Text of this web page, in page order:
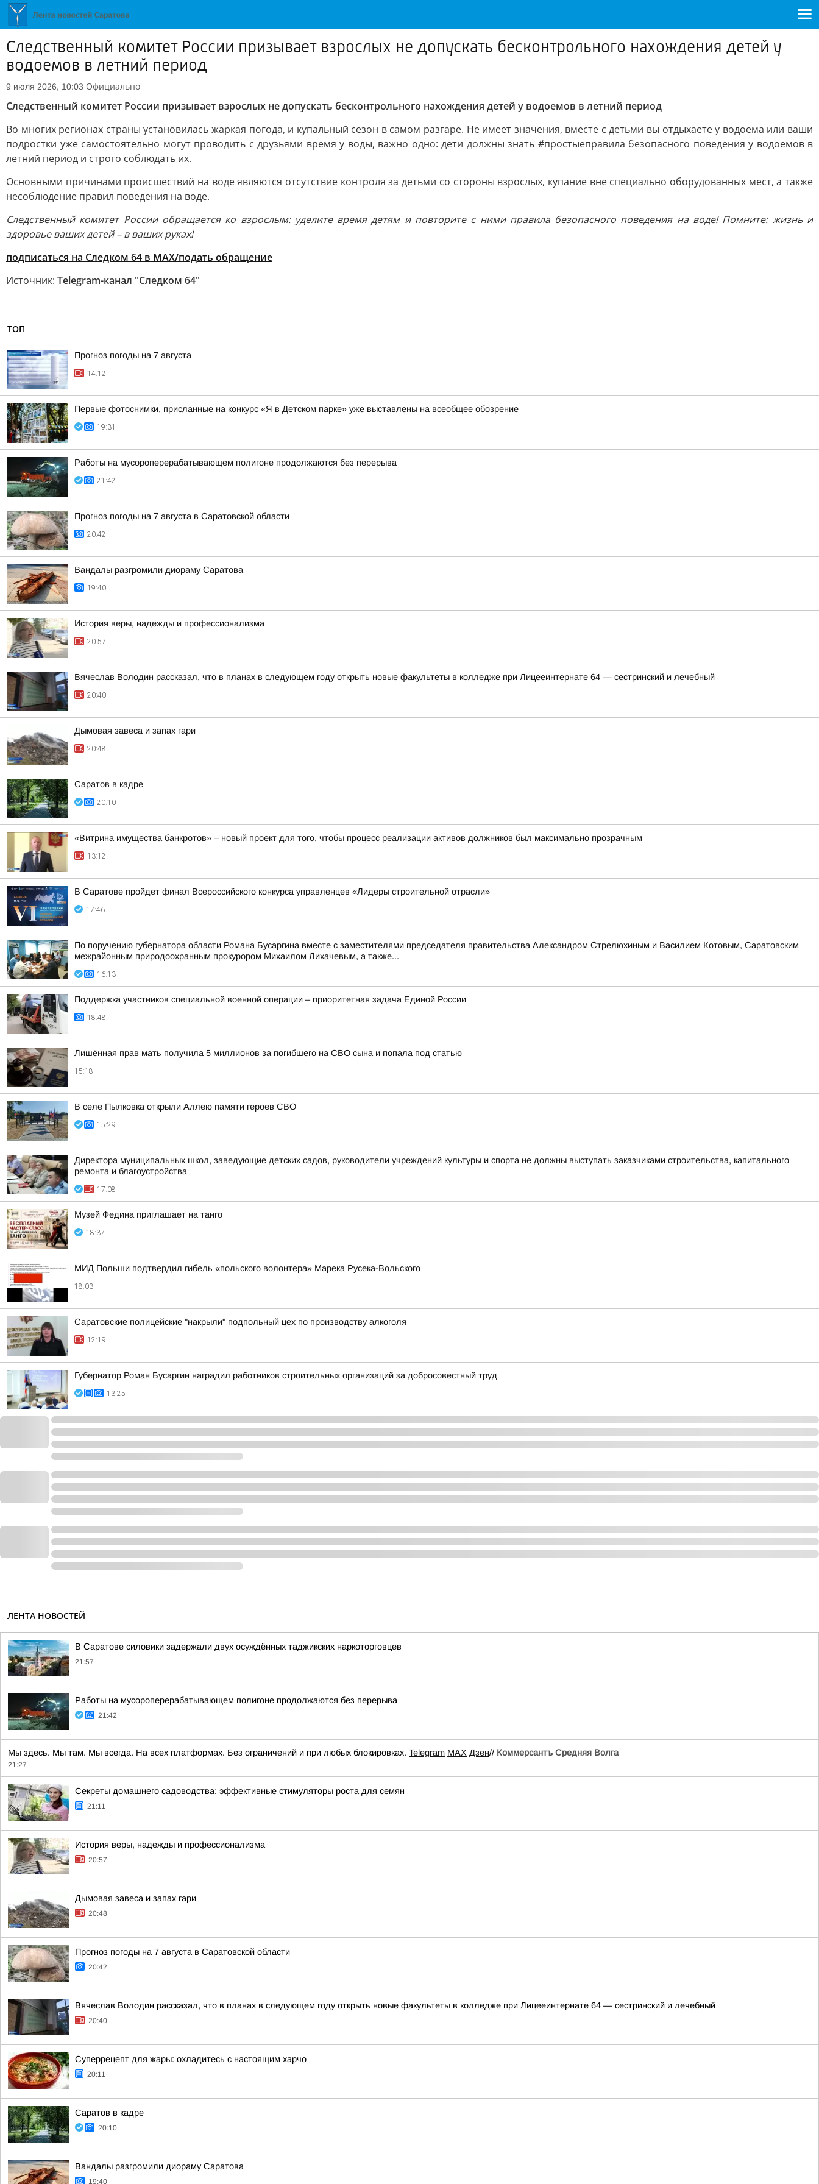
Следственный комитет России призывает взрослых не допускать бесконтрольного нахождения детей у
водоемов в летний период
9 июля 2026, 10:03 Официально
Следственный комитет России призывает взрослых не допускать бесконтрольного нахождения детей у водоемов в летний период
Во многих регионах страны установилась жаркая погода, и купальный сезон в самом разгаре. Не имеет значения, вместе с детьми вы отдыхаете у водоема или ваши
подростки уже самостоятельно могут проводить с друзьями время у воды, важно одно: дети должны знать #простыеправила безопасного поведения у водоемов в
летний период и строго соблюдать их.
Основными причинами происшествий на воде являются отсутствие контроля за детьми со стороны взрослых, купание вне специально оборудованных мест, а также
несоблюдение правил поведения на воде.
Следственный комитет России обращается ко взрослым: уделите время детям и повторите с ними правила безопасного поведения на воде! Помните: жизнь и
здоровье ваших детей – в ваших руках!
подписаться на Следком 64 в MAX/подать обращение
Источник: Telegram-канал "Следком 64"
ТОП
Прогноз погоды на 7 августа
14:12
Первые фотоснимки, присланные на конкурс «Я в Детском парке» уже выставлены на всеобщее обозрение
19:31
Работы на мусороперерабатывающем полигоне продолжаются без перерыва
21:42
Прогноз погоды на 7 августа в Саратовской области
20:42
Вандалы разгромили диораму Саратова
19:40
История веры, надежды и профессионализма
20:57
Вячеслав Володин рассказал, что в планах в следующем году открыть новые факультеты в колледже при Лицееинтернате 64 — сестринский и лечебный
20:40
Дымовая завеса и запах гари
20:48
Саратов в кадре
20:10
«Витрина имущества банкротов» – новый проект для того, чтобы процесс реализации активов должников был максимально прозрачным
13:12
В Саратове пройдет финал Всероссийского конкурса управленцев «Лидеры строительной отрасли»
17:46
По поручению губернатора области Романа Бусаргина вместе с заместителями председателя правительства Александром Стрелюхиным и Василием Котовым, Саратовским
межрайонным природоохранным прокурором Михаилом Лихачевым, а также...
16:13
Поддержка участников специальной военной операции – приоритетная задача Единой России
18:48
Лишённая прав мать получила 5 миллионов за погибшего на СВО сына и попала под статью
15:18
В селе Пылковка открыли Аллею памяти героев СВО
15:29
Директора муниципальных школ, заведующие детских садов, руководители учреждений культуры и спорта не должны выступать заказчиками строительства, капитального
ремонта и благоустройства
17:08
Музей Федина приглашает на танго
18:37
МИД Польши подтвердил гибель «польского волонтера» Марека Русека-Вольского
18:03
Саратовские полицейские "накрыли" подпольный цех по производству алкоголя
12:19
Губернатор Роман Бусаргин наградил работников строительных организаций за добросовестный труд
13:25
ЛЕНТА НОВОСТЕЙ
В Саратове силовики задержали двух осуждённых таджикских наркоторговцев
21:57
Работы на мусороперерабатывающем полигоне продолжаются без перерыва
21:42
Мы здесь. Мы там. Мы всегда. На всех платформах. Без ограничений и при любых блокировках. Telegram MAX Дзен// Коммерсантъ Средняя Волга
21:27
Секреты домашнего садоводства: эффективные стимуляторы роста для семян
21:11
История веры, надежды и профессионализма
20:57
Дымовая завеса и запах гари
20:48
Прогноз погоды на 7 августа в Саратовской области
20:42
Вячеслав Володин рассказал, что в планах в следующем году открыть новые факультеты в колледже при Лицееинтернате 64 — сестринский и лечебный
20:40
Суперрецепт для жары: охладитесь с настоящим харчо
20:11
Саратов в кадре
20:10
Вандалы разгромили диораму Саратова
19:40